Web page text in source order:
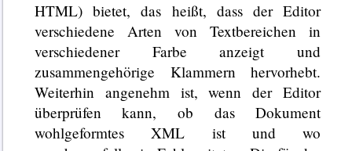
HTML) bietet, das heißt, dass der Editor
verschiedene Arten von Textbereichen in
verschiedener Farbe anzeigt und
zusammengehörige Klammern hervorhebt.
Weiterhin angenehm ist, wenn der Editor
überprüfen kann, ob das Dokument
wohlgeformtes XML ist und wo